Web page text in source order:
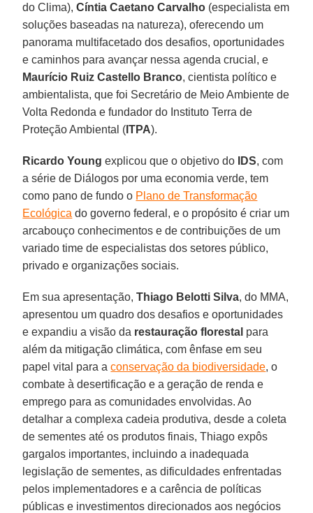
do Clima),Cíntia Caetano Carvalho (especialista em
soluções baseadas na natureza), oferecendo um
panorama multifacetado dos desafios, oportunidades
e caminhos para avançar nessa agenda crucial, e
Maurício Ruiz Castello Branco, cientista político e
ambientalista, que foi Secretário de Meio Ambiente de
Volta Redonda e fundador do Instituto Terra de
Proteção Ambiental ( ITPA).
Ricardo Youngexplicou que o objetivo do IDS, com
a série de Diálogos por uma economia verde, tem
como pano de fundo o Plano de Transformação
Ecológica do governo federal, e o propósito é criar um
arcabouço conhecimentos e de contribuições de um
variado time de especialistas dos setores público,
privado e organizações sociais.
Em sua apresentação,Thiago Belotti Silva, do MMA,
apresentou um quadro dos desafios e oportunidades
e expandiu a visão da restauração florestal para
além da mitigação climática, com ênfase em seu
papel vital para aconservação da biodiversidade, o
combate à desertificação e a geração de renda e
emprego para as comunidades envolvidas. Ao
detalhar a complexa cadeia produtiva, desde a coleta
de sementes até os produtos finais, Thiago expôs
gargalos importantes, incluindo a inadequada
legislação de sementes, as dificuldades enfrentadas
pelos implementadores e a carência de políticas
públicas e investimentos direcionados aos negócios